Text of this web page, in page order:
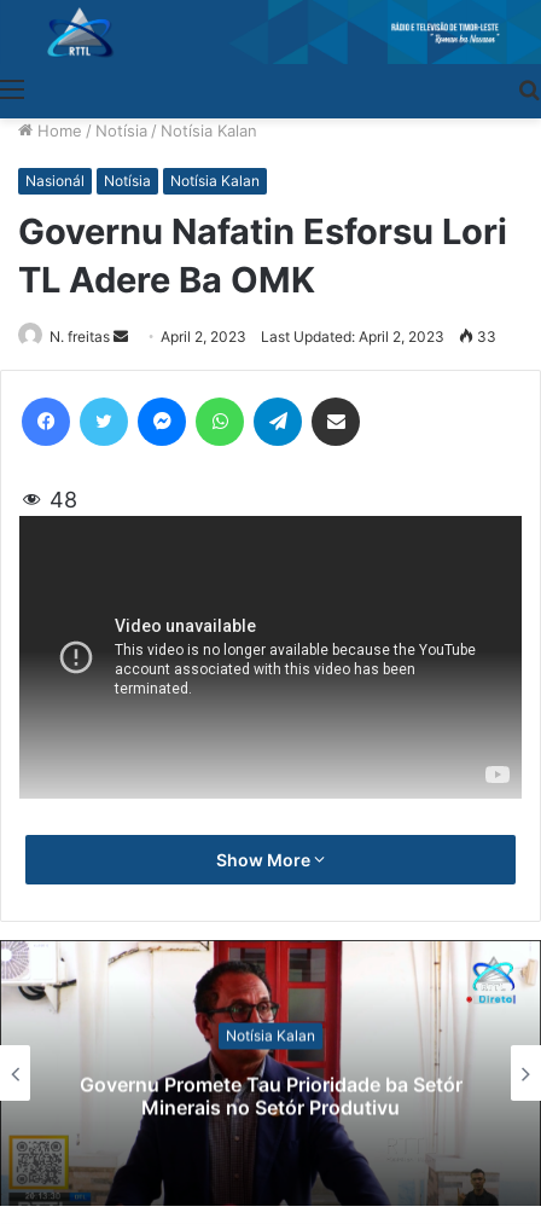
Home / Notísia / Notísia Kalan
Nasionál Notísia Notísia Kalan
Governu Nafatin Esforsu Lori
TL Adere Ba OMK
N. freitas
Send
an
email
April 2, 2023 Last Updated: April 2, 2023 33
48
Show More
Notísia Kalan
Governu Promete Tau Prioridade ba Setór
Minerais no Setór Produtivu